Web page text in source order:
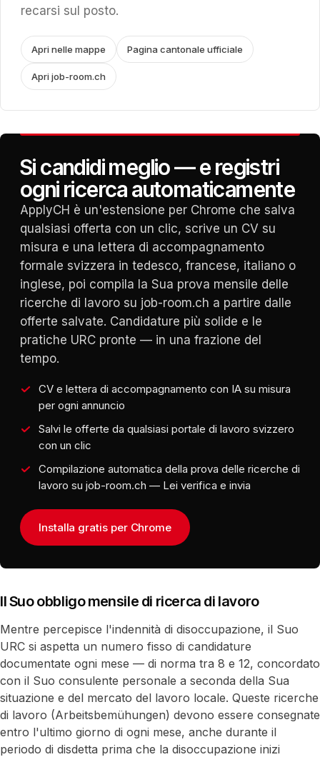
recarsi sul posto.
Apri nelle mappe Pagina cantonale ufficiale
Apri job-room.ch
Si candidi meglio — e registri
ogni ricerca automaticamente
ApplyCH è un'estensione per Chrome che salva
qualsiasi offerta con un clic, scrive un CV su
misura e una lettera di accompagnamento
formale svizzera in tedesco, francese, italiano o
inglese, poi compila la Sua prova mensile delle
ricerche di lavoro su job-room.ch a partire dalle
offerte salvate. Candidature più solide e le
pratiche URC pronte — in una frazione del
tempo.
CV e lettera di accompagnamento con IA su misura
per ogni annuncio
Salvi le offerte da qualsiasi portale di lavoro svizzero
con un clic
Compilazione automatica della prova delle ricerche di
lavoro su job-room.ch — Lei verifica e invia
Installa gratis per Chrome
Il Suo obbligo mensile di ricerca di lavoro
Mentre percepisce l'indennità di disoccupazione, il Suo
URC si aspetta un numero fisso di candidature
documentate ogni mese — di norma tra 8 e 12, concordato
con il Suo consulente personale a seconda della Sua
situazione e del mercato del lavoro locale. Queste ricerche
di lavoro (Arbeitsbemühungen) devono essere consegnate
entro l'ultimo giorno di ogni mese, anche durante il
periodo di disdetta prima che la disoccupazione inizi